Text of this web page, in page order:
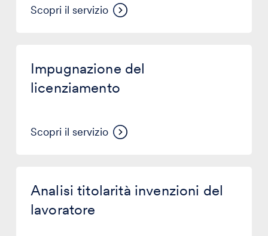
Scopri il servizio
Impugnazione del
licenziamento
Scopri il servizio
licenziamento
Analisi titolarità invenzioni del
lavoratore
titolarità
invenzioni
lavoratore